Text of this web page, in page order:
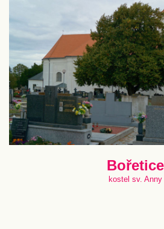
Bořetice
kostel sv. Anny